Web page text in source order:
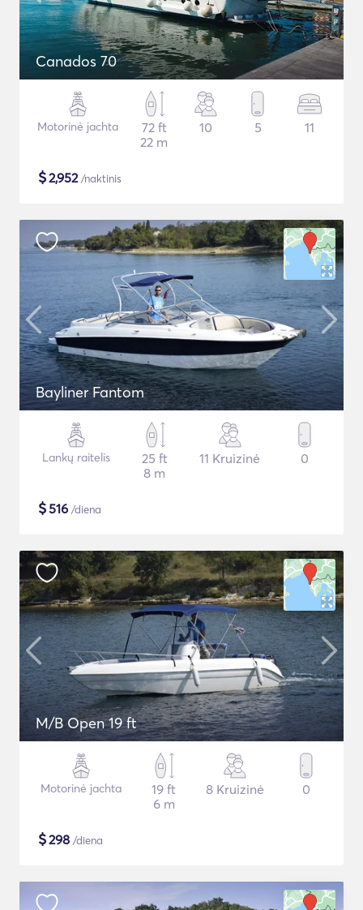
Canados 70
Motorinė jachta
72 ft
22 m
10 5 11
$2,952/naktinis
Bayliner Fantom
Lankų raitelis
25 ft
8 m
11 Kruizinė 0
$516 /diena
M/B Open 19 ft
Motorinė jachta
19 ft
6 m
8 Kruizinė 0
$298 /diena